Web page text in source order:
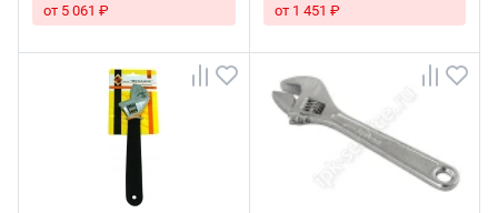
от 5 061 ₽
от 1 451 ₽